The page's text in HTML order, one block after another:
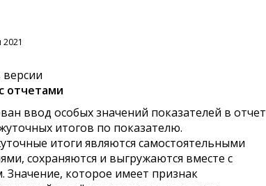
2021
отчетами
ввод особых значений показателей в отчет
итогов по показателю.
итоги являются самостоятельными
сохраняются и выгружаются вместе с
Значение, которое имеет признак